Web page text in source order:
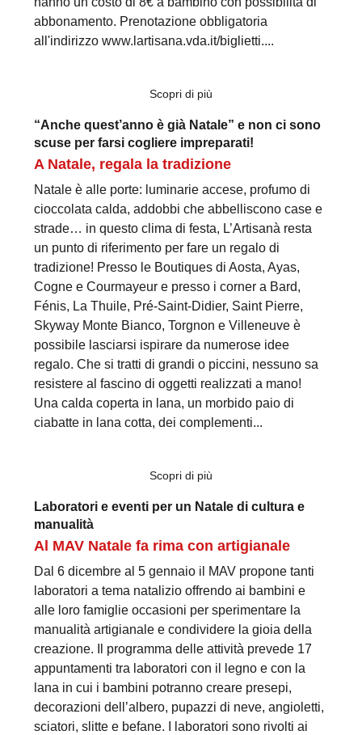
abbonamento. Prenotazione obbligatoria
all'indirizzo www.lartisana.vda.it/biglietti....
Scopri di più
“Anche quest’anno è già Natale” e non ci sono
scuse per farsi cogliere impreparati!
A Natale, regala la tradizione
Natale è alle porte: luminarie accese, profumo di
cioccolata calda, addobbi che abbelliscono case e
strade… in questo clima di festa, L’Artisanà resta
un punto di riferimento per fare un regalo di
tradizione! Presso le Boutiques di Aosta, Ayas,
Cogne e Courmayeur e presso i corner a Bard,
Fénis, La Thuile, Pré-Saint-Didier, Saint Pierre,
Skyway Monte Bianco, Torgnon e Villeneuve è
possibile lasciarsi ispirare da numerose idee
regalo. Che si tratti di grandi o piccini, nessuno sa
resistere al fascino di oggetti realizzati a mano!
Una calda coperta in lana, un morbido paio di
ciabatte in lana cotta, dei complementi...
Scopri di più
Laboratori e eventi per un Natale di cultura e
manualità
Al MAV Natale fa rima con artigianale
Dal 6 dicembre al 5 gennaio il MAV propone tanti
laboratori a tema natalizio offrendo ai bambini e
alle loro famiglie occasioni per sperimentare la
manualità artigianale e condividere la gioia della
creazione. Il programma delle attività prevede 17
appuntamenti tra laboratori con il legno e con la
lana in cui i bambini potranno creare presepi,
decorazioni dell’albero, pupazzi di neve, angioletti,
sciatori, slitte e befane. I laboratori sono rivolti ai